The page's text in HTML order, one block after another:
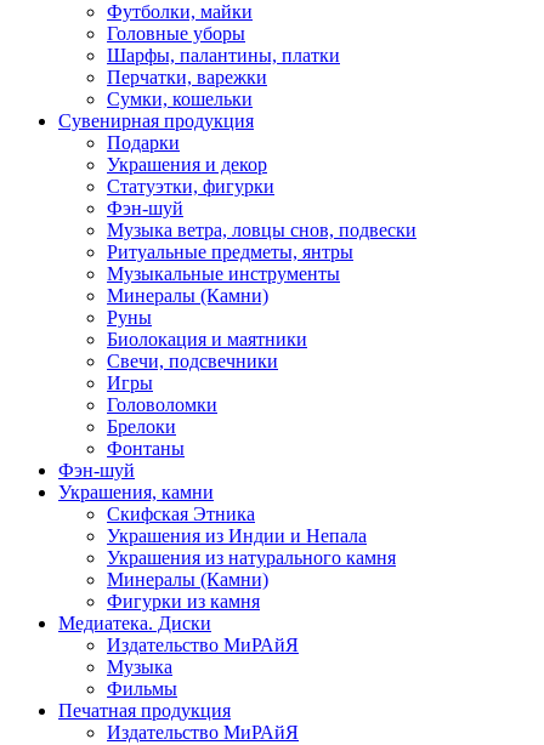
Футболки, майки
Головные уборы
Шарфы, палантины, платки
Перчатки, варежки
Сумки, кошельки
Сувенирная продукция
Подарки
Украшения и декор
Статуэтки, фигурки
Фэн-шуй
Музыка ветра, ловцы снов, подвески
Ритуальные предметы, янтры
Музыкальные инструменты
Минералы (Камни)
Руны
Биолокация и маятники
Свечи, подсвечники
Игры
Головоломки
Брелоки
Фонтаны
Фэн-шуй
Украшения, камни
Скифская Этника
Украшения из Индии и Непала
Украшения из натурального камня
Минералы (Камни)
Фигурки из камня
Медиатека. Диски
Издательство МиРАйЯ
Музыка
Фильмы
Печатная продукция
Издательство МиРАйЯ